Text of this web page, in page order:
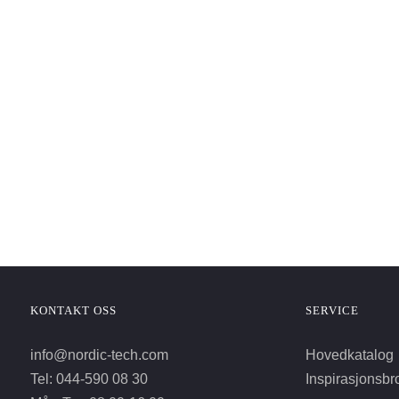
KONTAKT OSS
info@nordic-tech.com
Tel: 044-590 08 30
SERVICE
Hovedkatalog